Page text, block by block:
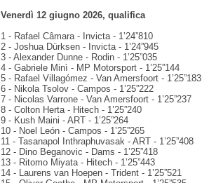
Venerdì 12 giugno 2026, qualifica
1 - Rafael Câmara - Invicta - 1’24”810
2 - Joshua Dürksen - Invicta - 1’24”945
3 - Alexander Dunne - Rodin - 1’25”035
4 - Gabriele Minì - MP Motorsport - 1’25”144
5 - Rafael Villagómez - Van Amersfoort - 1’25”183
6 - Nikola Tsolov - Campos - 1’25”222
7 - Nicolas Varrone - Van Amersfoort - 1’25”237
8 - Colton Herta - Hitech - 1’25”240
9 - Kush Maini - ART - 1’25”264
10 - Noel León - Campos - 1’25”265
11 - Tasanapol Inthraphuvasak - ART - 1’25”408
12 - Dino Beganovic - Dams - 1’25”418
13 - Ritomo Miyata - Hitech - 1’25”443
14 - Laurens van Hoepen - Trident - 1’25”521